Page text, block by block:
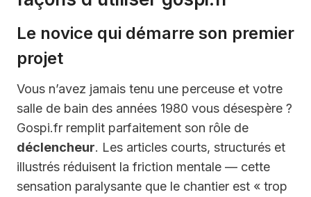
Le novice qui démarre son premier
projet
Vous n’avez jamais tenu une perceuse et votre
salle de bain des années 1980 vous désespère ?
Gospi.fr remplit parfaitement son rôle de
déclencheur. Les articles courts, structurés et
illustrés réduisent la friction mentale — cette
sensation paralysante que le chantier est « trop